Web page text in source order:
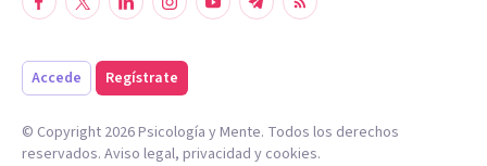
Accede Regístrate
© Copyright 2026Psicología y Mente. Todos los derechos
reservados. Aviso legal, privacidad y cookies.